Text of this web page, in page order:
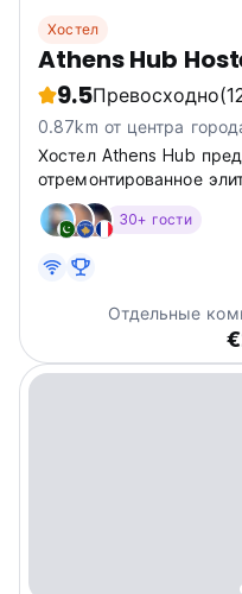
Хостел
Athens Hub
9.5Превосходно
0.87km от центра
Хостел Athens Hub
отремонтированное
путешественников с
они могут изучить
30+ гости
Отдельные